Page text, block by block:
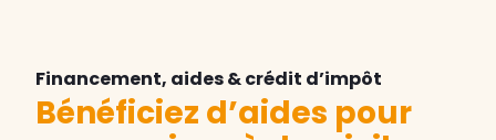
Financement, aides & crédit d’impôt
Bénéficiez d’aides pour